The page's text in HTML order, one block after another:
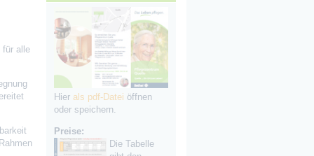
für alle
Hier als pdf-Datei öffnen
oder speichern.
Preise:
Die Tabelle